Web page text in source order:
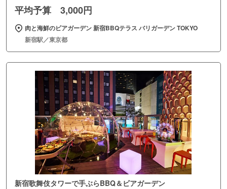
平均予算 3,000円
肉と海鮮のビアガーデン 新宿BBQテラス バリガーデン TOKYO
新宿駅／東京都
新宿歌舞伎タワーで手ぶらBBQ＆ビアガーデン